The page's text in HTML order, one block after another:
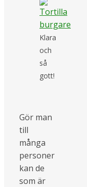
Klara
och
så
gott!
Gör man
till
många
personer
kan de
som är